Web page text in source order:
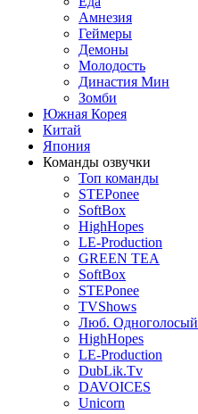
Амнезия
Геймеры
Демоны
Молодость
Династия Мин
Зомби
Южная Корея
Китай
Япония
Команды озвучки
Топ команды
STEPonee
SoftBox
HighHopes
LE-Production
GREEN TEA
SoftBox
STEPonee
TVShows
Люб. Одноголосый
HighHopes
LE-Production
DubLik.Tv
DAVOICES
Unicorn